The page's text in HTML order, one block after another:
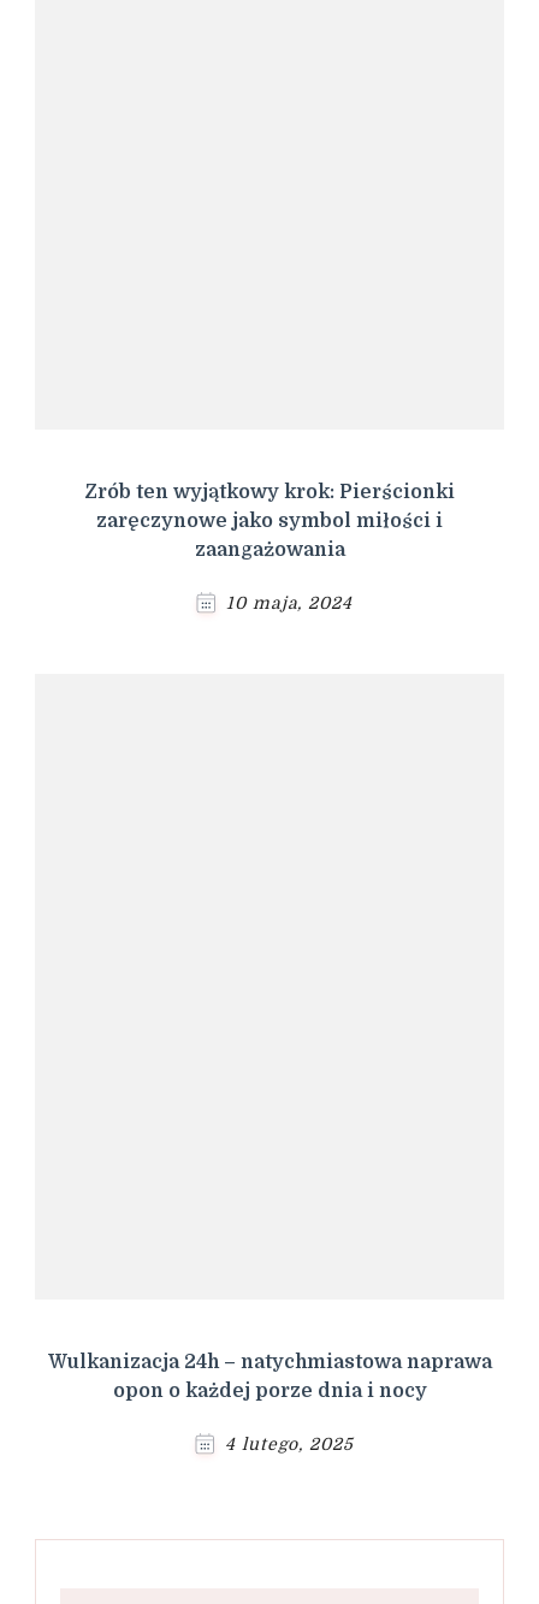
Zrób ten wyjątkowy krok: Pierścionki
zaręczynowe jako symbol miłości i
zaangażowania
10 maja, 2024
Wulkanizacja 24h – natychmiastowa naprawa
opon o każdej porze dnia i nocy
4 lutego, 2025